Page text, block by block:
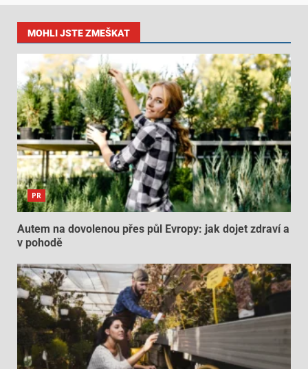
MOHLI JSTE ZMEŠKAT
PR
Autem na dovolenou přes půl Evropy: jak dojet zdraví a
v pohodě